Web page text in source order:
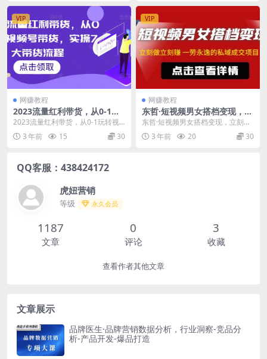
VIP
网赚教程
2023流量红利带货，从0-1玩
转视频号带货，实操7大带货
流程
2023流量红利带货，从0-1玩转视
频号带货，实操7大带货流程 课程
目录： 1、...
3 年前 15 30
VIP
网赚教程
东哲·短视频男女搭档变现，立
刻做立刻赚一劳永逸的私域成
交项目（不露脸）
东哲·短视频男女搭档变现，立刻做
立刻赚一劳永逸的私域成交项目
（不露脸） 你好，我...
3 年前 20 30
QQ客服：438424172
虎妞营销
等级 永久会员
1187
文章
0
评论
3
收藏
查看作者其他文章
文章展示
品牌医生·品牌营销数据分析，行业洞察-竞品分
析-产品开发-爆品打造